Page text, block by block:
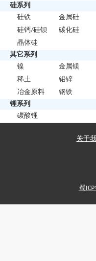
硅系列
硅铁
金属硅
硅钙/硅钡
碳化硅
晶体硅
其它系列
镍
金属镁
稀土
铅锌
冶金原料
钢铁
锂系列
碳酸锂
关于
蜀